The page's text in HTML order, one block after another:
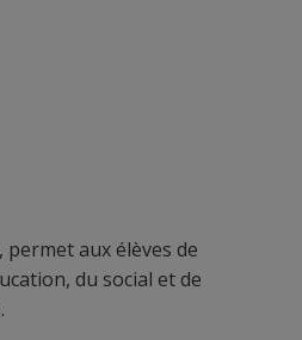
permet aux élèves de
du social et de